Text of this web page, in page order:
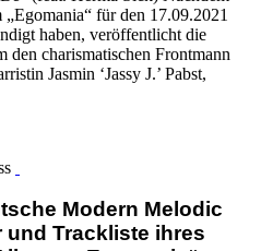
für den 17.09.2021
haben, veröffentlicht die
charismatischen Frontmann
Jasmin ‘Jassy J.’ Pabst,
Modern Melodic
und Trackliste ihres